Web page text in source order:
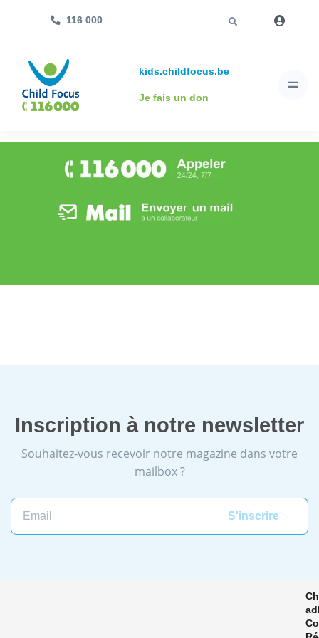
116 000
kids.childfocus.be
Je fais un don
Inscription à notre newsletter
Souhaitez-vous recevoir notre magazine dans votre
mailbox ?
Email